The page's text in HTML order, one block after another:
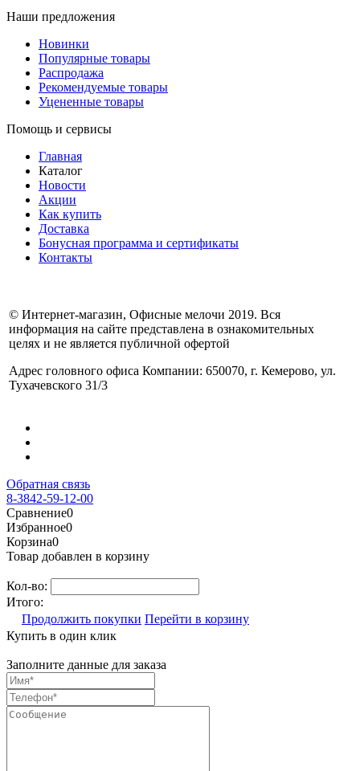
Наши предложения
Новинки
Популярные товары
Распродажа
Рекомендуемые товары
Уцененные товары
Помощь и сервисы
Главная
Каталог
Новости
Акции
Как купить
Доставка
Бонусная программа и сертификаты
Контакты
© Интернет-магазин, Офисные мелочи 2019. Вся
информация на сайте представлена в ознакомительных
целях и не является публичной офертой
Адрес головного офиса Компании: 650070, г. Кемерово, ул.
Тухачевского 31/3
Обратная связь
8-3842-59-12-00
Сравнение0
Избранное0
Корзина0
Товар добавлен в корзину
Кол-во:
Итого:
Продолжить покупки Перейти в корзину
Купить в один клик
Заполните данные для заказа